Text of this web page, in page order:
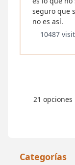
Categorías
seguro que
no es así.
10487
21